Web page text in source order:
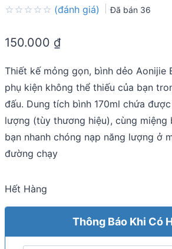
out
(đánh giá) Đã bán 36
150.000 ₫
Thiết kế mỏng gọn, bình dẻo Aonijie
phụ kiện không thể thiếu của bạn
đấu. Dung tích bình 170ml chứa
lượng (tùy thương hiệu), cùng miệng
bạn nhanh chóng nạp năng lượng ở
đường chạy
Hết Hàng
Thông Báo Khi Có